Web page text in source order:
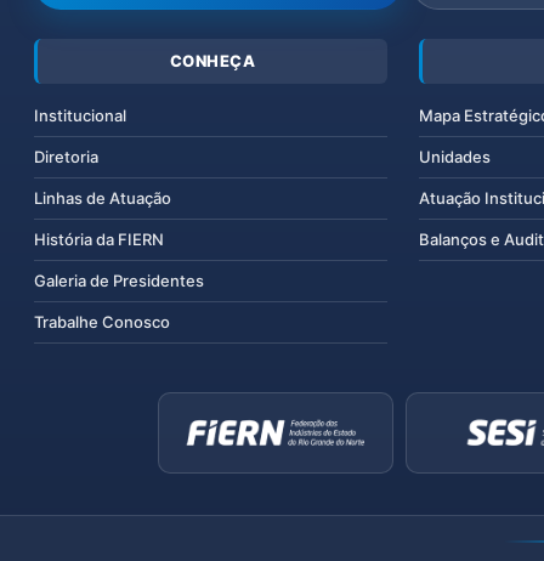
CONHEÇA
Institucional
Diretoria
Linhas de Atuação
História da FIERN
Galeria de Presidentes
Trabalhe Conosco
Mapa
Unidades
Atuação
Balanços e